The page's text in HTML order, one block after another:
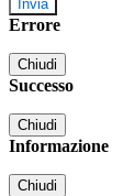
Errore
Chiudi
Successo
Chiudi
Informazione
Chiudi